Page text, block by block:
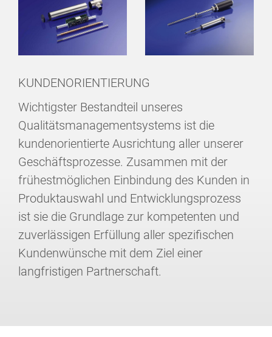
KUNDENORIENTIERUNG
Wichtigster Bestandteil unseres
Qualitätsmanagementsystems ist die
kundenorientierte Ausrichtung aller unserer
Geschäftsprozesse. Zusammen mit der
frühestmöglichen Einbindung des Kunden in
Produktauswahl und Entwicklungsprozess
ist sie die Grundlage zur kompetenten und
zuverlässigen Erfüllung aller spezifischen
Kundenwünsche mit dem Ziel einer
langfristigen Partnerschaft.